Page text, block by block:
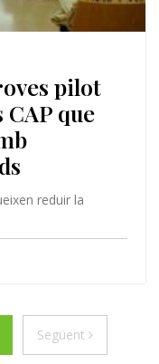
pilot
que
reduir la
Següent